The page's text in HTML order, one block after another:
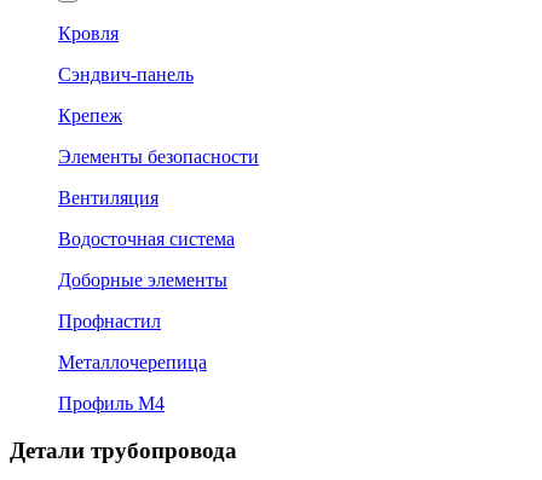
Кровля
Сэндвич-панель
Крепеж
Элементы безопасности
Вентиляция
Водосточная система
Доборные элементы
Профнастил
Металлочерепица
Профиль М4
Детали трубопровода